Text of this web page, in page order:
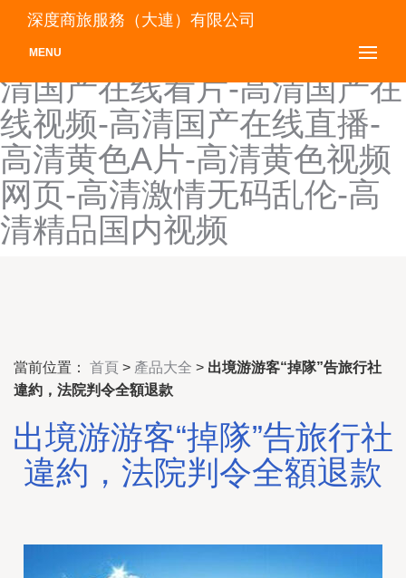
高清国产四级-高清国产一区
二区-高清国产在线观看-高
清国产在线看片-高清国产在
线视频-高清国产在线直播-
高清黄色A片-高清黄色视频
网页-高清激情无码乱伦-高
清精品国内视频
深度商旅服務（大連）有限公司
MENU
當前位置： 首頁 > 產品大全 > 出境游游客“掉隊”告旅行社
違約，法院判令全額退款
出境游游客“掉隊”告旅行社
違約，法院判令全額退款